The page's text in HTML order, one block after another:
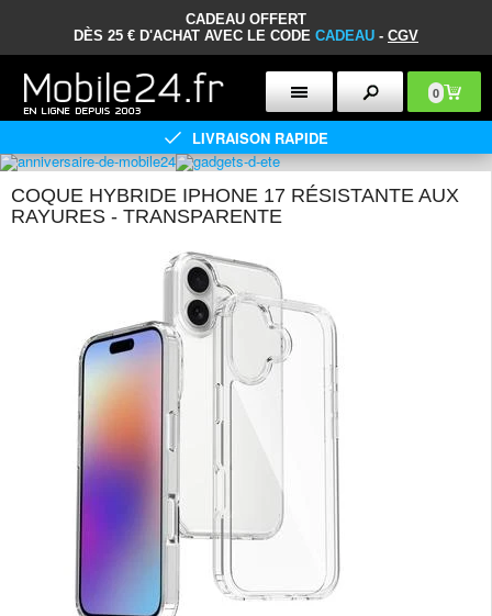
CADEAU OFFERT
DÈS 25 € D'ACHAT AVEC LE CODE CADEAU - CGV
0
LIVRAISON RAPIDE
COQUE HYBRIDE IPHONE 17 RÉSISTANTE AUX
RAYURES - TRANSPARENTE